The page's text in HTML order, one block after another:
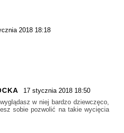
2018 18:18
17 stycznia 2018 18:50
w niej bardzo dziewczęco,
sobie pozwolić na takie wycięcia